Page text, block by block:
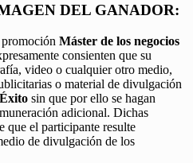
DEL GANADOR:
Máster de los negocios
consienten que su
video o cualquier otro medio,
o material de divulgación
sin que por ello se hagan
adicional. Dichas
que el participante resulte
de divulgación de los